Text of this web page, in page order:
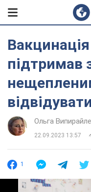
підтримав
Ольга
22.09.2023 13:57
1